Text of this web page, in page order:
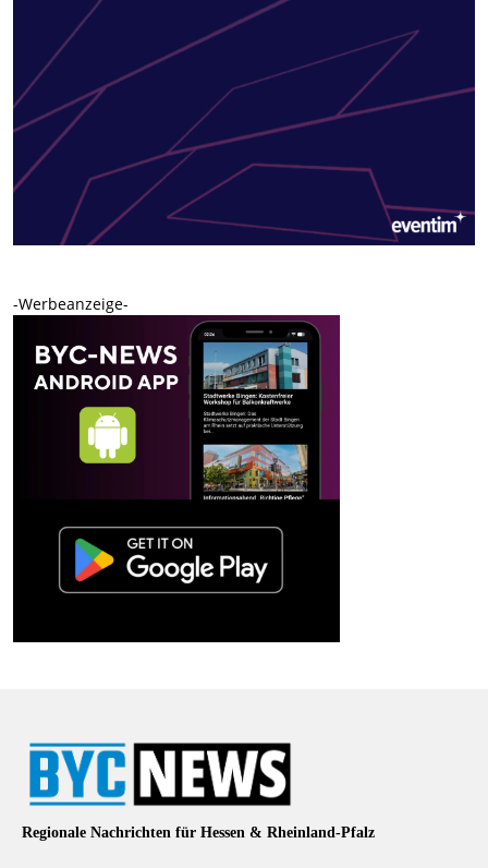
-Werbeanzeige-
Regionale Nachrichten für Hessen & Rheinland-Pfalz